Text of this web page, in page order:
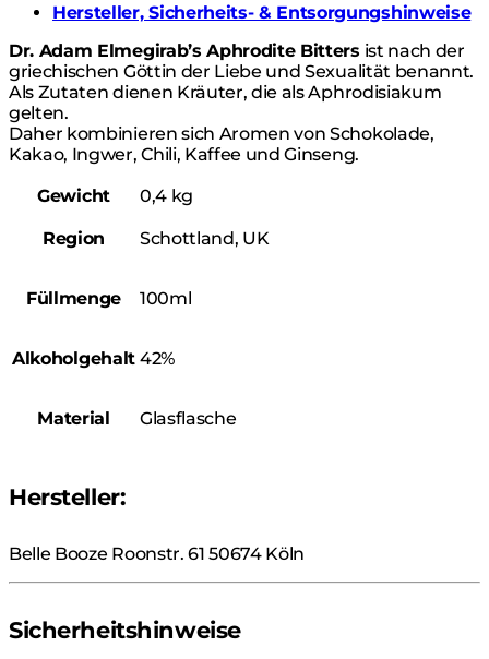
Hersteller, Sicherheits- & Entsorgungshinweise
Dr. Adam Elmegirab’s Aphrodite Bitters ist nach der
griechischen Göttin der Liebe und Sexualität benannt.
Als Zutaten dienen Kräuter, die als Aphrodisiakum
gelten.
Daher kombinieren sich Aromen von Schokolade,
Kakao, Ingwer, Chili, Kaffee und Ginseng.
Gewicht
0,4 kg
Region Schottland, UK
Füllmenge 100ml
Alkoholgehalt 42%
Material Glasflasche
Hersteller:
Belle Booze Roonstr. 61 50674 Köln
Sicherheitshinweise